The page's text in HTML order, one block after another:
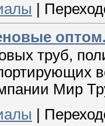
труб,
Мир